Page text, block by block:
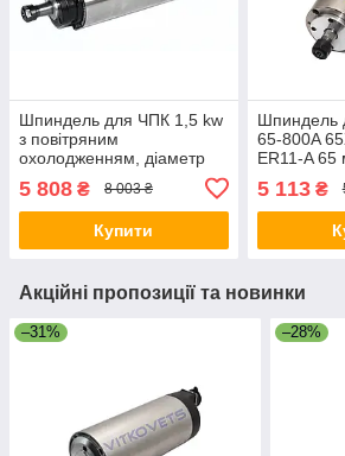
Шпиндель для ЧПК 1,5 kw
з повітряним
охолодженням, діаметр
5 808 ₴ 8 003 ₴
Купити
Шпиндель
65-800A
ER11-A
5 113₴
Акційні пропозиції та новинки
–31% –28%